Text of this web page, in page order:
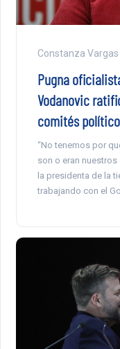
Constanza Vargas
Pugna
Vodanovic
comités
“No tenemos por
son o eran
la presidenta de la
trabajando con el